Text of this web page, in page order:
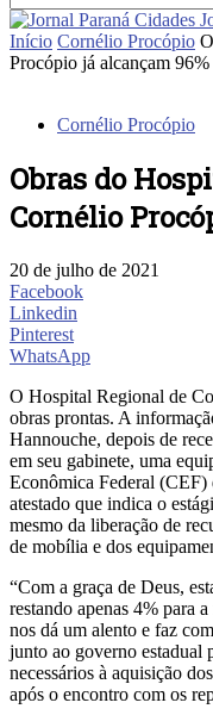
Início Cornélio Procópio
Procópio já alcançam 96%
Cornélio Procópio
Obras do
Cornélio
20 de julho de 2021
Facebook
Linkedin
Pinterest
WhatsApp
O Hospital Regional de
obras prontas. A
Hannouche, depois de
em seu gabinete, uma
Econômica Federal (CEF)
atestado que indica o
mesmo da liberação de
de mobília e dos
“Com a graça de Deus,
restando apenas 4% para
nos dá um alento e faz
junto ao governo estadual
necessários à aquisição
após o encontro com os